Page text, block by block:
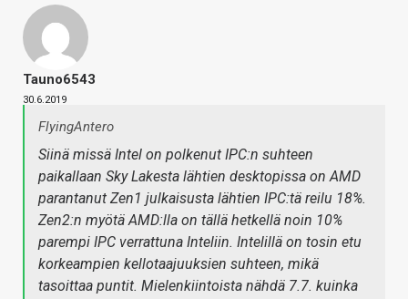
Tauno6543
30.6.2019
FlyingAntero
Siinä missä Intel on polkenut IPC:n suhteen
paikallaan Sky Lakesta lähtien desktopissa on AMD
parantanut Zen1 julkaisusta lähtien IPC:tä reilu 18%.
Zen2:n myötä AMD:lla on tällä hetkellä noin 10%
parempi IPC verrattuna Inteliin. Intelillä on tosin etu
korkeampien kellotaajuuksien suhteen, mikä
tasoittaa puntit. Mielenkiintoista nähdä 7.7. kuinka